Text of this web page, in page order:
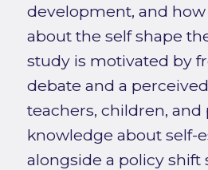
development, and
about the self shape
study is motivated by
debate and a
teachers, children, and
knowledge about self-
alongside a policy shift